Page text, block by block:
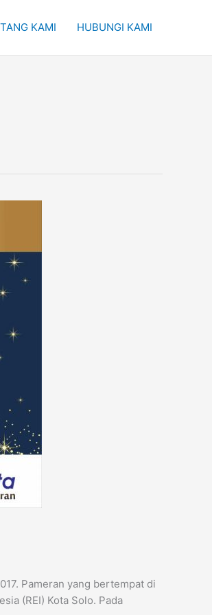
KAMI HUBUNGI KAMI
Pameran yang bertempat di
(REI) Kota Solo. Pada